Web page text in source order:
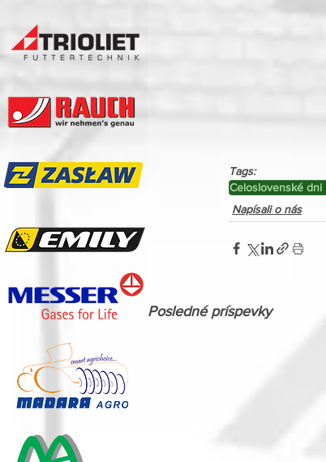
Tags:
Celoslovenské dni
Napísali o nás
Posledné príspevky